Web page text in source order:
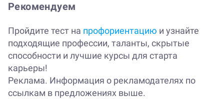
Рекомендуем
Пройдите тест на профориентацию и узнайте
подходящие профессии, таланты, скрытые
способности и лучшие курсы для старта
карьеры!
Реклама. Информация о рекламодателях по
ссылкам в предложениях выше.